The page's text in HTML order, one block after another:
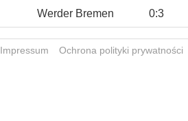
Werder Bremen 0:3
Impressum Ochrona polityki prywatności